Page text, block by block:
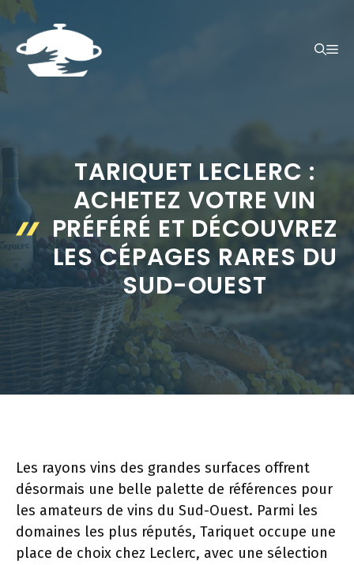
Aller
contenu
TARIQUET LECLERC :
ACHETEZ VOTRE VIN
PRÉFÉRÉ ET DÉCOUVREZ
LES CÉPAGES RARES DU
SUD-OUEST
Les rayons vins des grandes surfaces offrent
désormais une belle palette de références pour
les amateurs de vins du Sud-Ouest. Parmi les
domaines les plus réputés, Tariquet occupe une
place de choix chez Leclerc, avec une sélection